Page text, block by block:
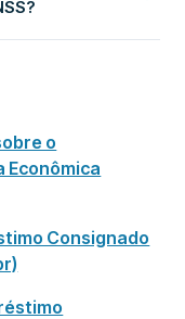
o
Econômica
Consignado